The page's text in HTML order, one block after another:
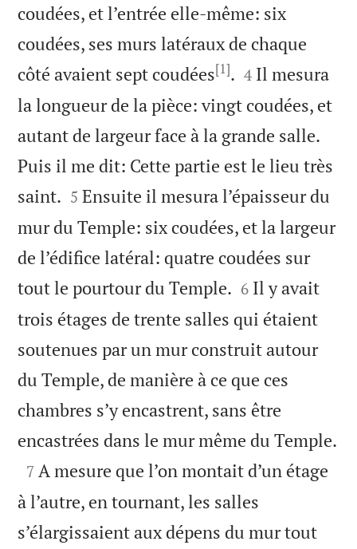
coudées, et l’entrée elle-même: six
coudées, ses murs latéraux de chaque
côté avaient sept coudées[1]. 

4 Il mesura
la longueur de la pièce: vingt coudées, et
autant de largeur face à la grande salle.
Puis il me dit: Cette partie est le lieu très
saint. 

5 Ensuite il mesura l’épaisseur du
mur du Temple: six coudées, et la largeur
de l’édifice latéral: quatre coudées sur
tout le pourtour du Temple. 

6 Il y avait
trois étages de trente salles qui étaient
soutenues par un mur construit autour
du Temple, de manière à ce que ces
chambres s’y encastrent, sans être
encastrées dans le mur même du Temple.

7 A mesure que l’on montait d’un étage
à l’autre, en tournant, les salles
s’élargissaient aux dépens du mur tout